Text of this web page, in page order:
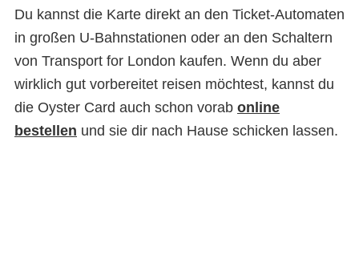
Du kannst die Karte direkt an den Ticket-Automaten
in großen U-Bahnstationen oder an den Schaltern
von Transport for London kaufen. Wenn du aber
wirklich gut vorbereitet reisen möchtest, kannst du
die Oyster Card auch schon vorab online
bestellen und sie dir nach Hause schicken lassen.